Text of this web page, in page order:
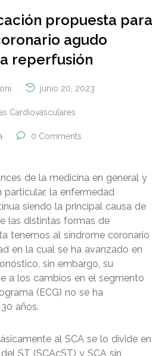
propuesta para
agudo
reperfusión
junio 20, 2023
Cardiovasculares
0 Comments
de la medicina en general y
particular, la enfermedad
siendo la principal causa de
las distintas formas de
tenemos al síndrome coronario
en la cual se ha avanzado en
sin embargo, su
a los cambios en el segmento
(ECG) no se ha
años.
al SCA se lo divide en
ST (SCAcST) y SCA sin